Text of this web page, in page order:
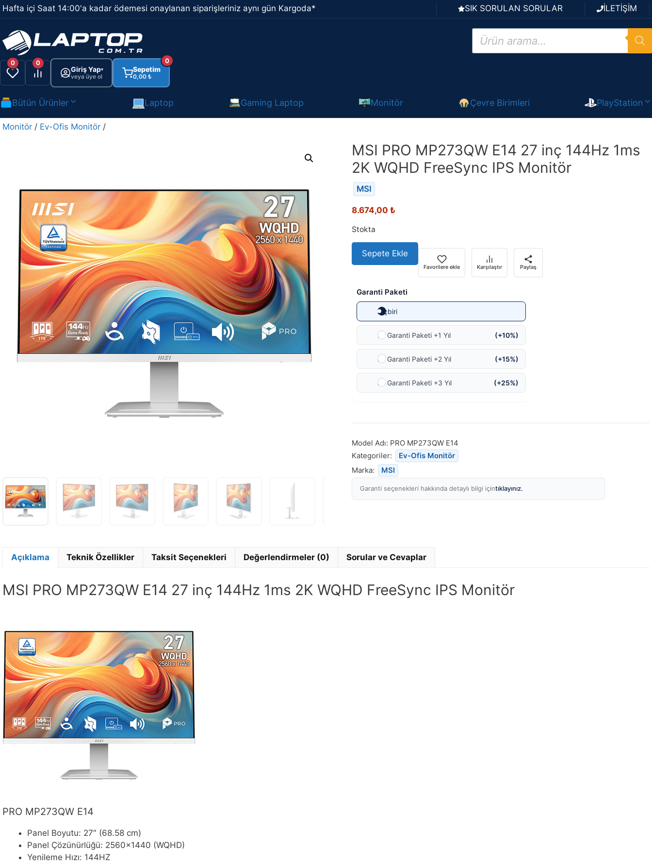
İçeriğe
atla
Hafta içi Saat 14:00'a kadar ödemesi onaylanan siparişleriniz aynı gün Kargoda* SIK SORULAN SORULAR İLETİŞİM
Products
search
0 0
Giriş Yap▾
veya üye ol
Sepetim
0,00 ₺
0
Bütün Ürünler Laptop Gaming Laptop Monitör Çevre Birimleri PlayStation
Monitör / Ev-Ofis Monitör /
MSI PRO MP273QW E14 27 inç 144Hz 1ms
2K WQHD FreeSync IPS Monitör
MSI
8.674,00 ₺
Stokta
Sepete Ekle
Favorilere ekle Karşılaştır Paylaş
Garanti Paketi
Hiçbiri
Ek Garanti Paketi +1 Yıl (+10%)
Ek Garanti Paketi +2 Yıl (+15%)
Ek Garanti Paketi +3 Yıl (+25%)
Model Adı: PRO MP273QW E14
Kategoriler:
Ev-Ofis Monitör
Marka:
MSI
Garanti seçenekleri hakkında detaylı bilgi içintıklayınız.
Açıklama Teknik Özellikler Taksit Seçenekleri Değerlendirmeler (0) Sorular ve Cevaplar
MSI PRO MP273QW E14 27 inç 144Hz 1ms 2K WQHD FreeSync IPS Monitör
PRO MP273QW E14
Panel Boyutu: 27″ (68.58 cm)
Panel Çözünürlüğü: 2560×1440 (WQHD)
Yenileme Hızı: 144HZ